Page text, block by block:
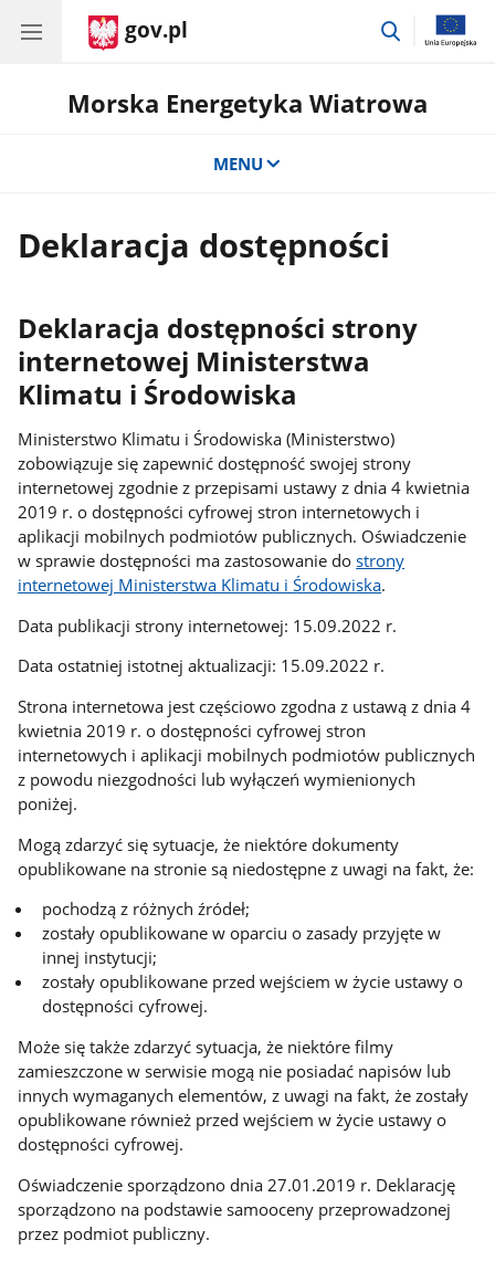
gov.pl
przejdź
Morska Energetyka Wiatrowa
MENU
Deklaracja dostępności
Deklaracja dostępności strony
internetowej Ministerstwa
Klimatu i Środowiska
Ministerstwo Klimatu i Środowiska (Ministerstwo)
zobowiązuje się zapewnić dostępność swojej strony
internetowej zgodnie z przepisami ustawy z dnia 4 kwietnia
2019 r. o dostępności cyfrowej stron internetowych i
aplikacji mobilnych podmiotów publicznych. Oświadczenie
w sprawie dostępności ma zastosowanie dostrony
internetowej Ministerstwa Klimatu i Środowiska.
Data publikacji strony internetowej: 15.09.2022 r.
Data ostatniej istotnej aktualizacji: 15.09.2022 r.
Strona internetowa jest częściowo zgodna z ustawą z dnia 4
kwietnia 2019 r. o dostępności cyfrowej stron
internetowych i aplikacji mobilnych podmiotów publicznych
z powodu niezgodności lub wyłączeń wymienionych
poniżej.
Mogą zdarzyć się sytuacje, że niektóre dokumenty
opublikowane na stronie są niedostępne z uwagi na fakt, że:
pochodzą z różnych źródeł;
zostały opublikowane w oparciu o zasady przyjęte w
innej instytucji;
zostały opublikowane przed wejściem w życie ustawy o
dostępności cyfrowej.
Może się także zdarzyć sytuacja, że niektóre filmy
zamieszczone w serwisie mogą nie posiadać napisów lub
innych wymaganych elementów, z uwagi na fakt, że zostały
opublikowane również przed wejściem w życie ustawy o
dostępności cyfrowej.
Oświadczenie sporządzono dnia 27.01.2019 r. Deklarację
sporządzono na podstawie samooceny przeprowadzonej
przez podmiot publiczny.